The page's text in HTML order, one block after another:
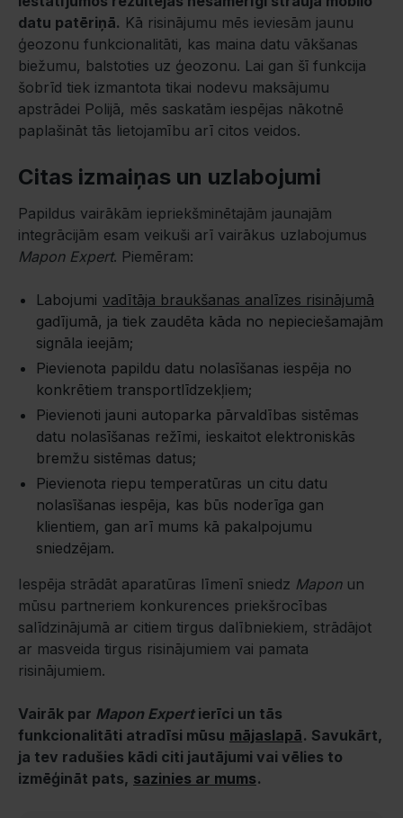
datu patēriņā. Kā risinājumu mēs ieviesām jaunu
ģeozonu funkcionalitāti, kas maina datu vākšanas
biežumu, balstoties uz ģeozonu. Lai gan šī funkcija
šobrīd tiek izmantota tikai nodevu maksājumu
apstrādei Polijā, mēs saskatām iespējas nākotnē
paplašināt tās lietojamību arī citos veidos.
Citas izmaiņas un uzlabojumi
Papildus vairākām iepriekšminētajām jaunajām
integrācijām esam veikuši arī vairākus uzlabojumus
Mapon Expert. Piemēram:
Labojumi vadītāja braukšanas analīzes risinājumā
gadījumā, ja tiek zaudēta kāda no nepieciešamajām
signāla ieejām;
Pievienota papildu datu nolasīšanas iespēja no
konkrētiem transportlīdzekļiem;
Pievienoti jauni autoparka pārvaldības sistēmas
datu nolasīšanas režīmi, ieskaitot elektroniskās
bremžu sistēmas datus;
Pievienota riepu temperatūras un citu datu
nolasīšanas iespēja, kas būs noderīga gan
klientiem, gan arī mums kā pakalpojumu
sniedzējam.
Iespēja strādāt aparatūras līmenī sniedz Maponun
mūsu partneriem konkurences priekšrocības
salīdzinājumā ar citiem tirgus dalībniekiem, strādājot
ar masveida tirgus risinājumiem vai pamata
risinājumiem.
Vairāk par Mapon Expertierīci un tās
funkcionalitāti atradīsi mūsu mājaslapā. Savukārt,
ja tev radušies kādi citi jautājumi vai vēlies to
izmēģināt pats, sazinies ar mums.